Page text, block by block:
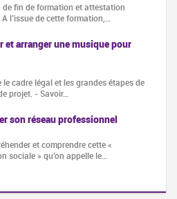
fin de formation et attestation
l’issue de cette formation,…
et arranger une musique pour
le cadre légal et les grandes étapes de
projet. - Savoir…
son réseau professionnel
et comprendre cette «
sociale » qu’on appelle le…